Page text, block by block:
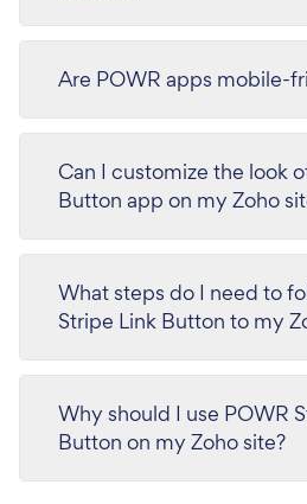
Are POWR apps mobile-
Can I customize the look
Button app on my Zoho
What steps do I need to
Stripe Link Button to my
Why should I use POWR
Button on my Zoho site?